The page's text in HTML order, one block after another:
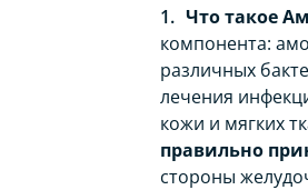
Что такое
компонента:
различных
лечения
кожи и мягких
правильно
стороны